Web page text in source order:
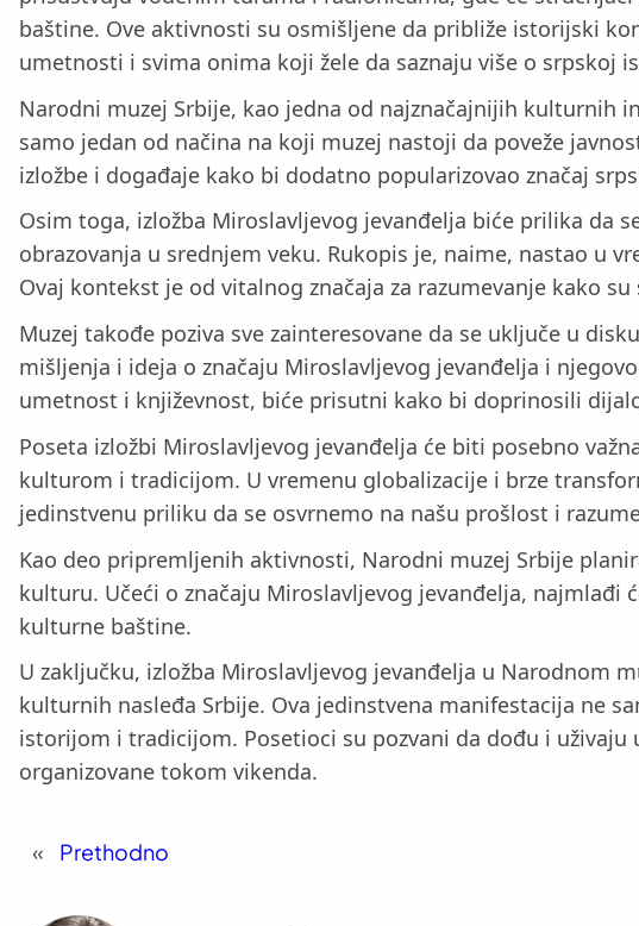
baštine. Ove aktivnosti su osmišljene da približe istorijski
umetnosti i svima onima koji žele da saznaju više o srpskoj
Narodni muzej Srbije, kao jedna od najznačajnijih kulturnih
samo jedan od načina na koji muzej nastoji da poveže
izložbe i događaje kako bi dodatno popularizovao značaj
Osim toga, izložba Miroslavljevog jevanđelja biće prilika da
obrazovanja u srednjem veku. Rukopis je, naime, nastao u
Ovaj kontekst je od vitalnog značaja za razumevanje kako
Muzej takođe poziva sve zainteresovane da se uključe u
mišljenja i ideja o značaju Miroslavljevog jevanđelja i
umetnost i književnost, biće prisutni kako bi doprinosili
Poseta izložbi Miroslavljevog jevanđelja će biti posebno
kulturom i tradicijom. U vremenu globalizacije i brze
jedinstvenu priliku da se osvrnemo na našu prošlost i
Kao deo pripremljenih aktivnosti, Narodni muzej Srbije
kulturu. Učeći o značaju Miroslavljevog jevanđelja,
kulturne baštine.
U zaključku, izložba Miroslavljevog jevanđelja u Narodnom
kulturnih nasleđa Srbije. Ova jedinstvena manifestacija ne
istorijom i tradicijom. Posetioci su pozvani da dođu i
organizovane tokom vikenda.
« Prethodno